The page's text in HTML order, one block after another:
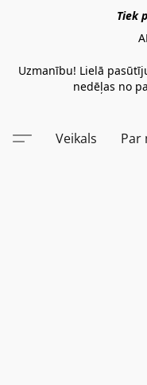
Tiek
Uzmanību! Lielā
nedēļas no
Veikals Par